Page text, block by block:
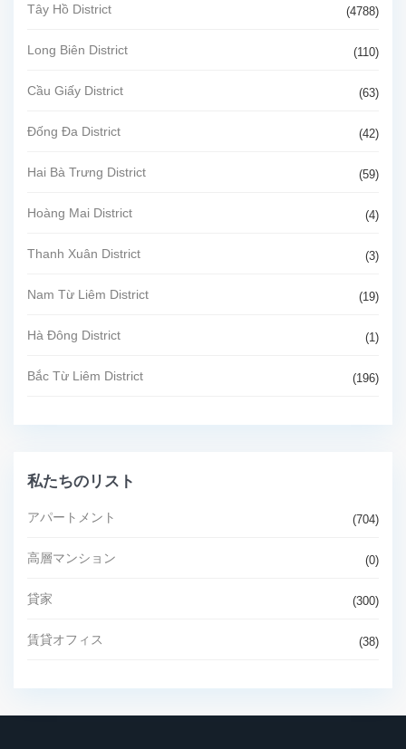
Tây Hồ District (4788)
Long Biên District (110)
Cầu Giấy District (63)
Đống Đa District (42)
Hai Bà Trưng District (59)
Hoàng Mai District (4)
Thanh Xuân District (3)
Nam Từ Liêm District (19)
Hà Đông District (1)
Bắc Từ Liêm District (196)
私たちのリスト
アパートメント (704)
高層マンション (0)
貸家 (300)
賃貸オフィス (38)